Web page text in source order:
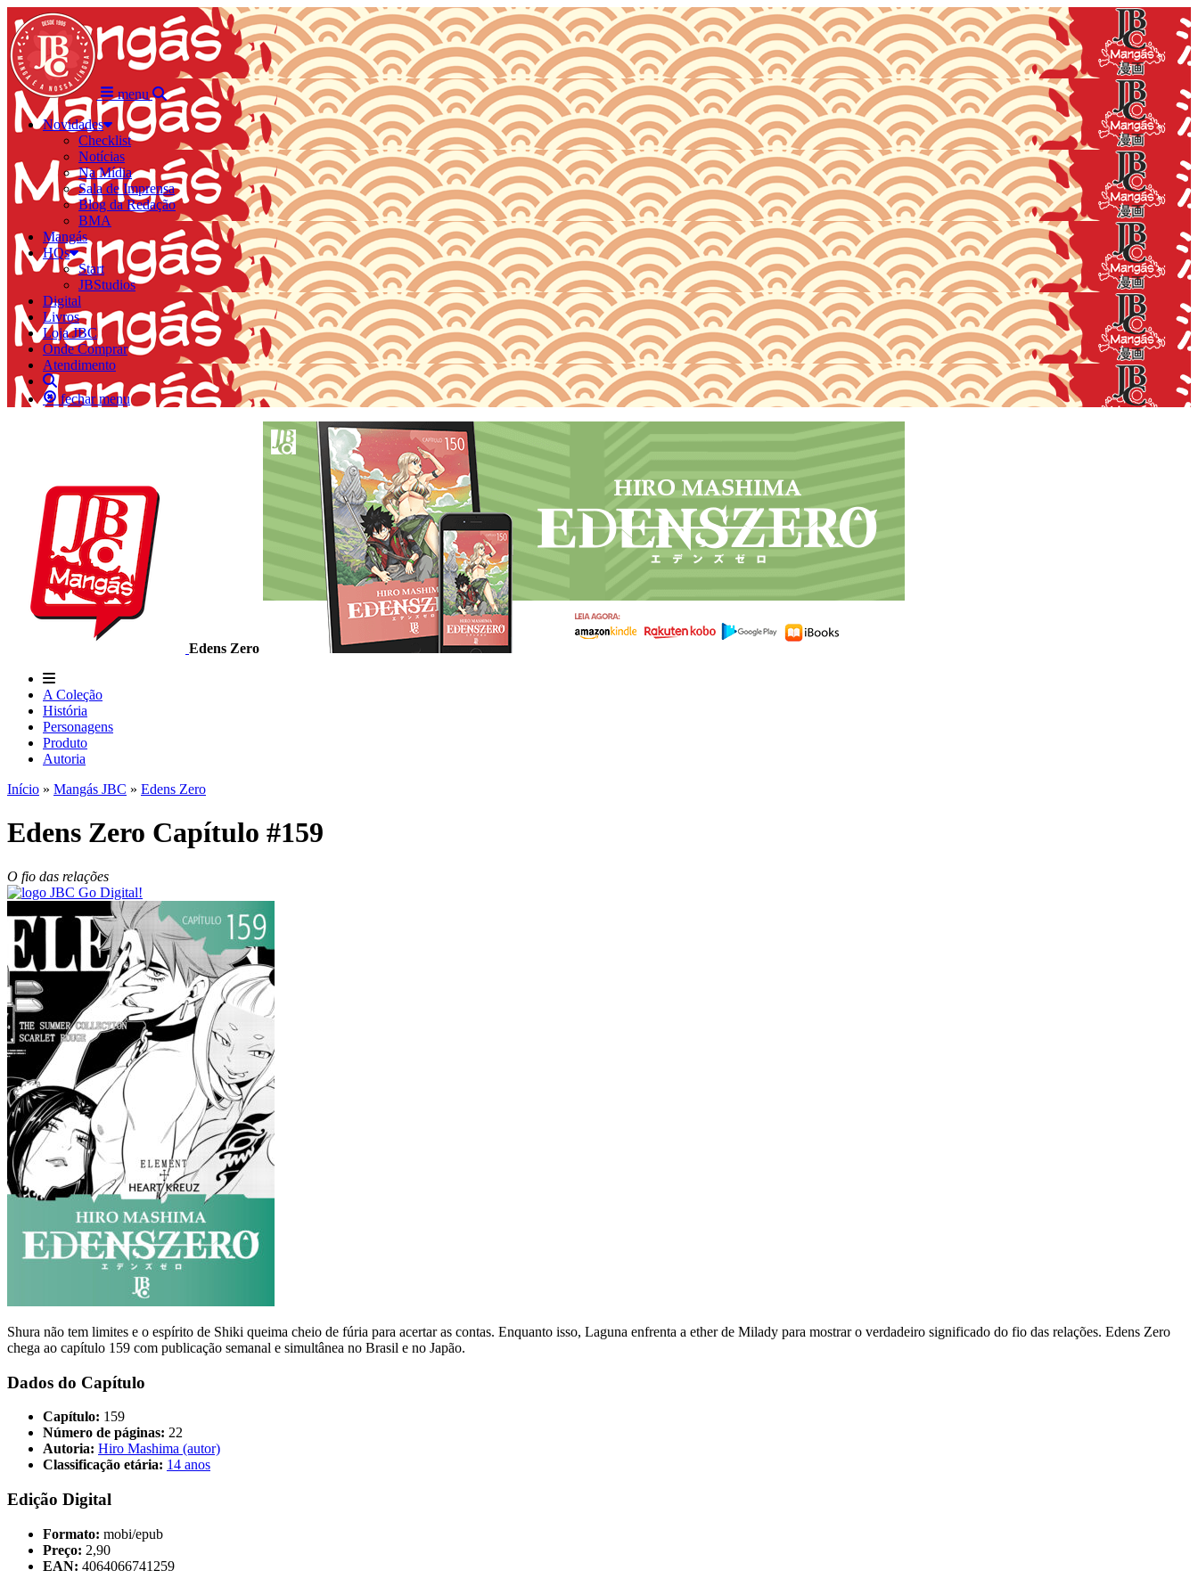
menu
Novidades
Checklist
Notícias
Na Mídia
Sala de Imprensa
Blog da Redação
BMA
Mangás
HQs
Start
JBStudios
Digital
Livros
Loja JBC
Onde Comprar
Atendimento
fechar menu
Edens Zero
A Coleção
História
Personagens
Produto
Autoria
Início » Mangás JBC » Edens Zero
Edens Zero Capítulo #159
O fio das relações
Shura não tem limites e o espírito de Shiki queima cheio de fúria para acertar as contas. Enquanto isso, Laguna enfrenta a ether de Milady para mostrar o verdadeiro significado do fio das relações. Edens Zero
chega ao capítulo 159 com publicação semanal e simultânea no Brasil e no Japão.
Dados do Capítulo
Capítulo: 159
Número de páginas: 22
Autoria: Hiro Mashima (autor)
Classificação etária: 14 anos
Edição Digital
Formato: mobi/epub
Preço: 2,90
EAN: 4064066741259